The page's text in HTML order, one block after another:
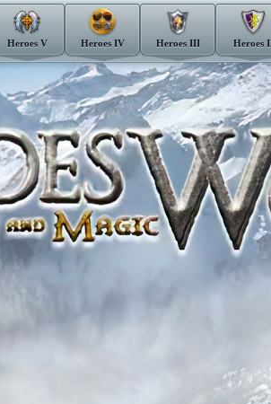
Heroes V Heroes IV Heroes III Heroes